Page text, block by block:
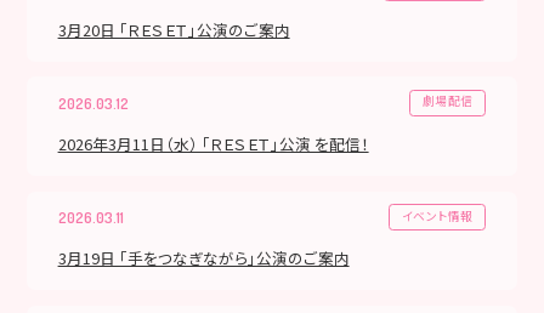
3月20日 「ＲＥＳＥＴ」公演のご案内
2026.03.12 劇場配信
2026年3月11日（水） 「ＲＥＳＥＴ」公演 を配信！
2026.03.11 イベント情報
3月19日 「手をつなぎながら」公演のご案内